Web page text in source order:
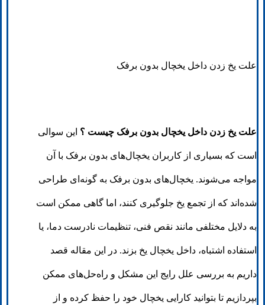
علت یخ زدن داخل یخچال بدون برفک
علت یخ زدن داخل یخچال بدون برفک چیست ؟ این سوالی
است که بسیاری از کاربران یخچال‌های بدون برفک با آن
مواجه می‌شوند. یخچال‌های بدون برفک به گونه‌ای طراحی
شده‌اند که از تجمع یخ جلوگیری کنند، اما گاهی ممکن است
به دلایل مختلفی مانند نقص فنی، تنظیمات نادرست دما، یا
استفاده اشتباه، داخل یخچال یخ بزند. در این مقاله قصد
داریم به بررسی علل رایج این مشکل و راه‌حل‌های ممکن
بپردازیم تا بتوانید کارایی یخچال خود را حفظ کرده و از